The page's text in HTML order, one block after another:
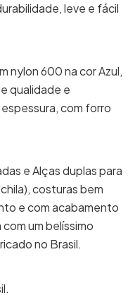
leve e fácil
nylon 600 na cor Azul,
qualidade e
com forro
e Alças duplas para
costuras bem
e com acabamento
um belíssimo
no Brasil.